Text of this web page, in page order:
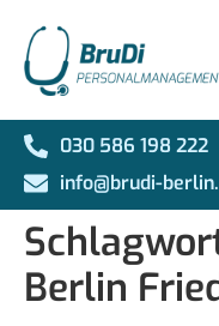
030 586 198 222
info@brudi-
Berlin